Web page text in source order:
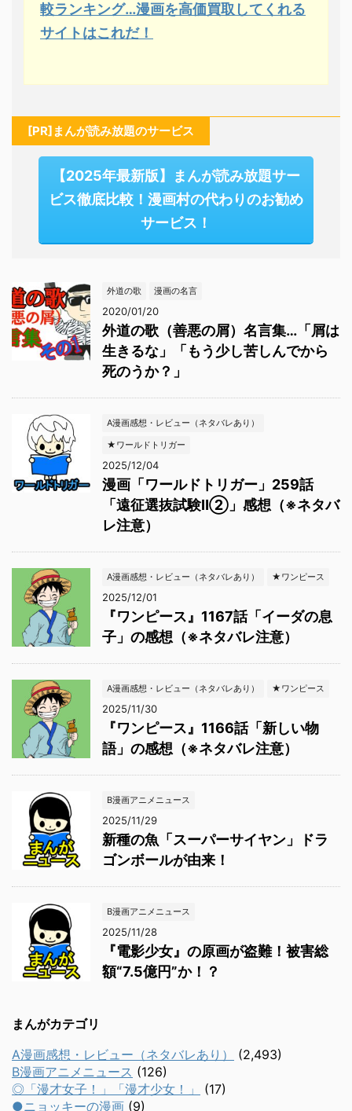
較ランキング…漫画を高価買取してくれる
サイトはこれだ！
[PR]まんが読み放題のサービス
【2025年最新版】まんが読み放題サー
ビス徹底比較！漫画村の代わりのお勧め
サービス！
外道の歌 漫画の名言
2020/01/20
外道の歌（善悪の屑）名言集…「屑は
生きるな」「もう少し苦しんでから
死のうか？」
A漫画感想・レビュー（ネタバレあり）
★ワールドトリガー
2025/12/04
漫画「ワールドトリガー」259話
「遠征選抜試験Ⅱ②」感想（※ネタバ
レ注意）
A漫画感想・レビュー（ネタバレあり） ★ワンピース
2025/12/01
『ワンピース』1167話「イーダの息
子」の感想（※ネタバレ注意）
A漫画感想・レビュー（ネタバレあり） ★ワンピース
2025/11/30
『ワンピース』1166話「新しい物
語」の感想（※ネタバレ注意）
B漫画アニメニュース
2025/11/29
新種の魚「スーパーサイヤン」ドラ
ゴンボールが由来！
B漫画アニメニュース
2025/11/28
『電影少女』の原画が盗難！被害総
額“7.5億円”か！？
まんがカテゴリ
A漫画感想・レビュー（ネタバレあり）
(2,493)
B漫画アニメニュース (126)
◎「漫才女子！」「漫才少女！」
(17)
●ニョッキーの漫画 (9)